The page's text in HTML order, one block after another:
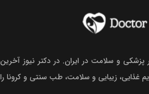
پزشکی و سلامت در ایران. در دکتر نیوز آخرین
غذایی، زیبایی و سلامت، طب سنتی و کرونا را